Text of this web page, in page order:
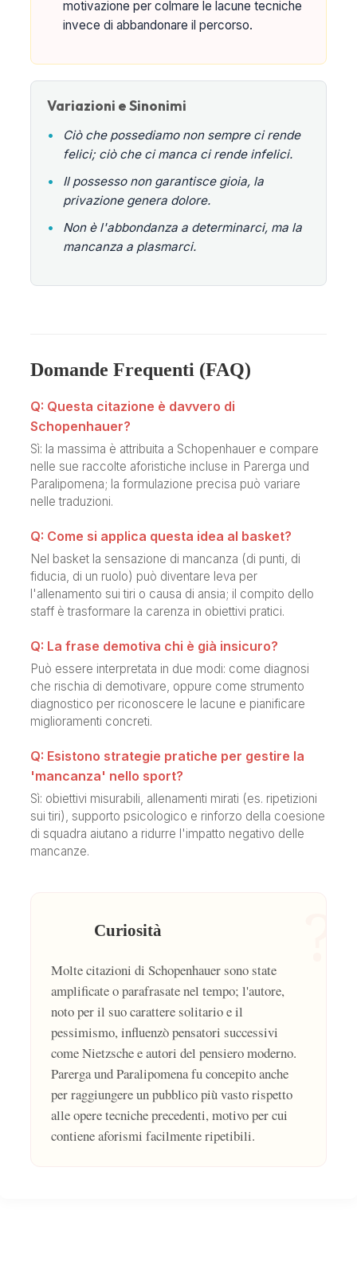
motivazione per colmare le lacune tecniche
invece di abbandonare il percorso.
Variazioni e Sinonimi
•
Ciò che possediamo non sempre ci rende
felici; ciò che ci manca ci rende infelici.
•
Il possesso non garantisce gioia, la
privazione genera dolore.
•
Non è l'abbondanza a determinarci, ma la
mancanza a plasmarci.
Domande Frequenti (FAQ)
Q: Questa citazione è davvero di
Schopenhauer?
Sì: la massima è attribuita a Schopenhauer e compare
nelle sue raccolte aforistiche incluse in Parerga und
Paralipomena; la formulazione precisa può variare
nelle traduzioni.
Q: Come si applica questa idea al basket?
Nel basket la sensazione di mancanza (di punti, di
fiducia, di un ruolo) può diventare leva per
l'allenamento sui tiri o causa di ansia; il compito dello
staff è trasformare la carenza in obiettivi pratici.
Q: La frase demotiva chi è già insicuro?
Può essere interpretata in due modi: come diagnosi
che rischia di demotivare, oppure come strumento
diagnostico per riconoscere le lacune e pianificare
miglioramenti concreti.
Q: Esistono strategie pratiche per gestire la
'mancanza' nello sport?
Sì: obiettivi misurabili, allenamenti mirati (es. ripetizioni
sui tiri), supporto psicologico e rinforzo della coesione
di squadra aiutano a ridurre l'impatto negativo delle
mancanze.
Curiosità
Molte citazioni di Schopenhauer sono state
amplificate o parafrasate nel tempo; l'autore,
noto per il suo carattere solitario e il
pessimismo, influenzò pensatori successivi
come Nietzsche e autori del pensiero moderno.
Parerga und Paralipomena fu concepito anche
per raggiungere un pubblico più vasto rispetto
alle opere tecniche precedenti, motivo per cui
contiene aforismi facilmente ripetibili.